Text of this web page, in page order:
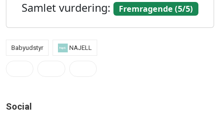
Samlet vurdering: Fremragende (5/5)
Babyudstyr NAJELL
Social